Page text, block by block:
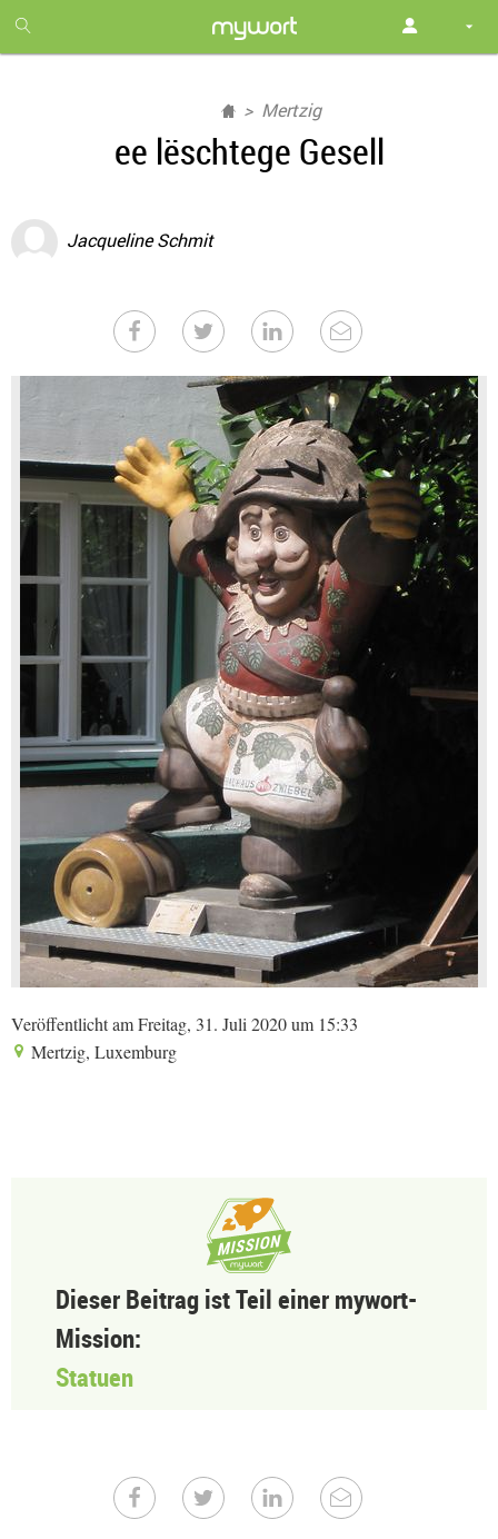
month
free
Mertzig
ee lëschtege Gesell
Jacqueline Schmit
Veröffentlicht am Freitag, 31. Juli 2020 um 15:33
Mertzig, Luxemburg
Dieser Beitrag ist Teil einer mywort-
Mission:
Statuen